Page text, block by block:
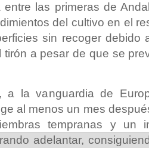
las primeras de
del cultivo en el
sin recoger debido
a pesar de que se
a la vanguardia de
al menos un mes
tempranas y un
adelantar,